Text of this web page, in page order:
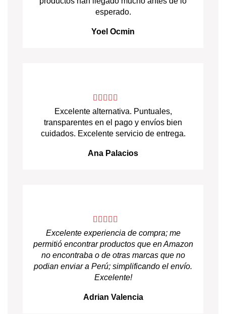
esperado.
Yoel Ocmin
Excelente alternativa. Puntuales,
transparentes en el pago y envíos bien
cuidados. Excelente servicio de entrega.
Ana Palacios
Excelente experiencia de compra; me
permitió encontrar productos que en Amazon
no encontraba o de otras marcas que no
podian enviar a Perú; simplificando el envío.
Excelente!
Adrian Valencia